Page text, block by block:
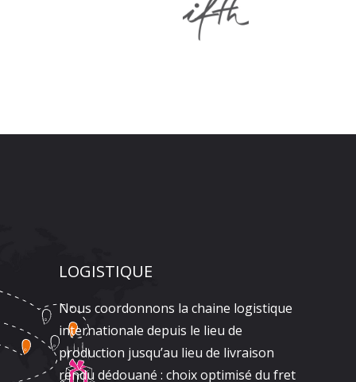
LOGISTIQUE
Nous coordonnons la chaine logistique
internationale depuis le lieu de
production jusqu’au lieu de livraison
rendu dédouané : choix optimisé du fret